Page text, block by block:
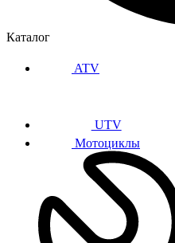
Каталог
ATV
UTV
Мотоциклы